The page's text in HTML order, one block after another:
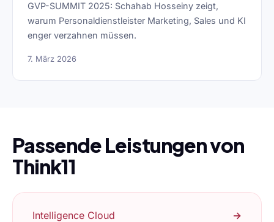
GVP-SUMMIT 2025: Schahab Hosseiny zeigt,
warum Personaldienstleister Marketing, Sales und KI
enger verzahnen müssen.
7. März 2026
Passende Leistungen von
Think11
Intelligence Cloud →